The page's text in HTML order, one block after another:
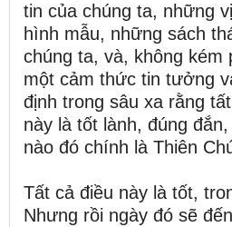
tin của chúng ta, những
hình mẫu, những sách
chúng ta, và, không kém
một cảm thức tin tưởng
định trong sâu xa rằng
này là tốt lành, đúng
nào đó chính là Thiên
Tất cả điều này là tốt,
Nhưng rồi ngày đó sẽ